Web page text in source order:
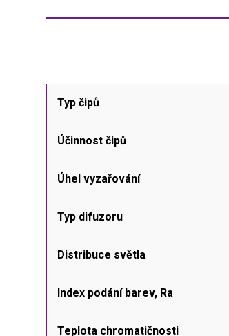
Typ čipů
Účinnost čipů
Úhel vyzařování
Typ difuzoru
Distribuce světla
Index podání barev, Ra
Teplota chromatičnosti